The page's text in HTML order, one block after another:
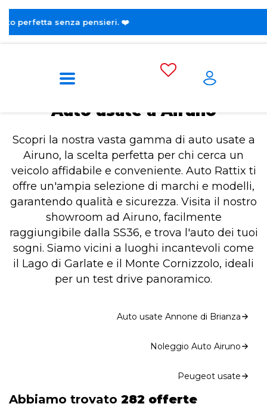
Home
Auto usate a Airuno
Scopri la nostra vasta gamma di auto usate a
Airuno, la scelta perfetta per chi cerca un
veicolo affidabile e conveniente. Auto Rattix ti
offre un'ampia selezione di marchi e modelli,
garantendo qualità e sicurezza. Visita il nostro
showroom ad Airuno, facilmente
raggiungibile dalla SS36, e trova l'auto dei tuoi
sogni. Siamo vicini a luoghi incantevoli come
il Lago di Garlate e il Monte Cornizzolo, ideali
per un test drive panoramico.
Auto usate Annone di Brianza
Noleggio Auto Airuno
Peugeot usate
Abbiamo trovato 282 offerte